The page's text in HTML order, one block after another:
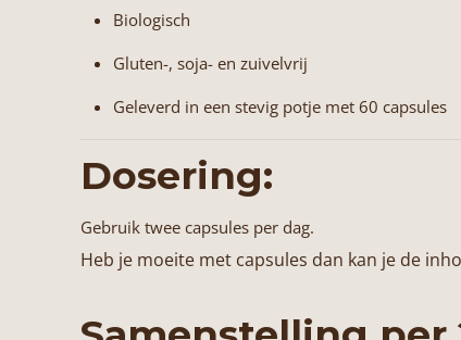
Biologisch
Gluten-, soja- en zuivelvrij
Geleverd in een stevig potje met 60 capsules
Dosering:
Gebruik twee capsules per dag.
Heb je moeite met capsules dan kan je de